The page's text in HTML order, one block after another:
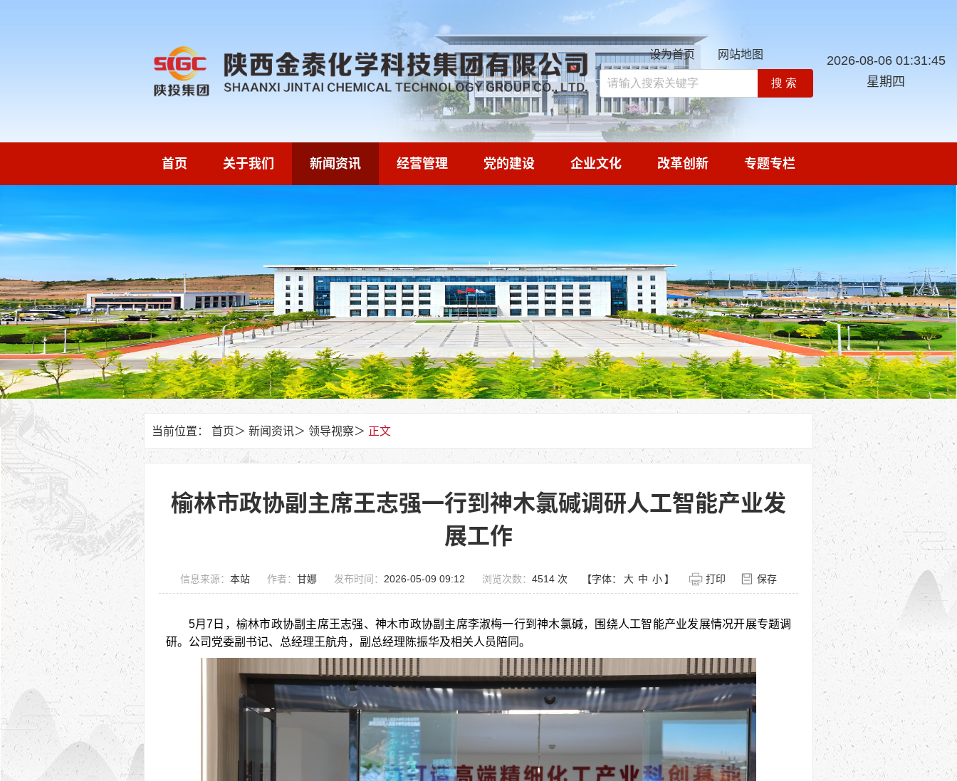
设为首页 网站地图
搜索
2026-08-06 01:31:46
星期四
首页 关于我们 新闻资讯 经营管理 党的建设 企业文化 改革创新 专题专栏
当前位置： 首页＞ 新闻资讯＞ 领导视察＞ 正文
榆林市政协副主席王志强一行到神木氯碱调研人工智能产业发
展工作
信息来源： 本站 作者： 甘娜 发布时间： 2026-05-09 09:12 浏览次数： 4514 次 【字体： 大 中 小 】 打印 保存
5月7日，榆林市政协副主席王志强、神木市政协副主席李淑梅一行到神木氯碱，围绕人工智能产业发展情况开展专题调
研。公司党委副书记、总经理王航舟，副总经理陈振华及相关人员陪同。